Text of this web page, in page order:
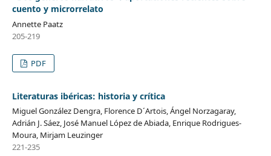
cuento y microrrelato
Annette Paatz
205-219
PDF
Literaturas ibéricas: historia y crítica
Miguel González Dengra, Florence D´Artois, Ángel Norzagaray,
Adrián J. Sáez, José Manuel López de Abiada, Enrique Rodrigues-
Moura, Mirjam Leuzinger
221-235